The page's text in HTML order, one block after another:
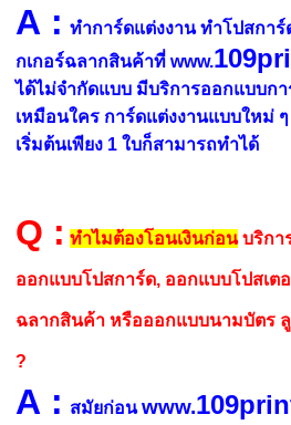
A : ทำการ์ดแต่งงาน ทำโปสกา
กเกอร์ฉลากสินค้าที่ www.
ได้ไม่จำกัดแบบ มีบริการออกแบบก
เหมือนใคร การ์ดแต่งงานแบบใหม่
เริ่มต้นเพียง 1 ใบก็สามารถทำได้
Q : ทำไมต้องโอนเงินก่อนบริกา
ออกแบบโปสการ์ด, ออกแบบโปสเต
ฉลากสินค้า หรือออกแบบนามบัตร
?
A : สมัยก่อนwww.